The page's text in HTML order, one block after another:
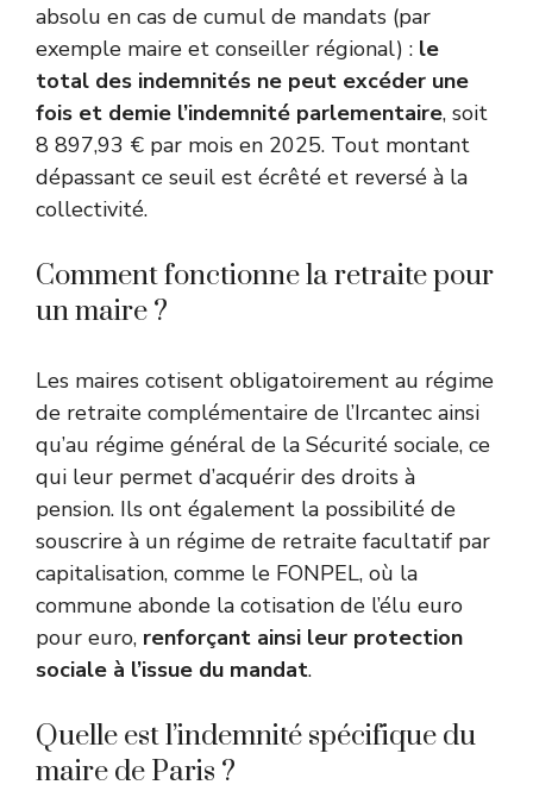
absolu en cas de cumul de mandats (par
exemple maire et conseiller régional) : le
total des indemnités ne peut excéder une
fois et demie l’indemnité parlementaire, soit
8 897,93 € par mois en 2025. Tout montant
dépassant ce seuil est écrêté et reversé à la
collectivité.
Comment fonctionne la retraite pour
un maire ?
Les maires cotisent obligatoirement au régime
de retraite complémentaire de l’Ircantec ainsi
qu’au régime général de la Sécurité sociale, ce
qui leur permet d’acquérir des droits à
pension. Ils ont également la possibilité de
souscrire à un régime de retraite facultatif par
capitalisation, comme le FONPEL, où la
commune abonde la cotisation de l’élu euro
pour euro, renforçant ainsi leur protection
sociale à l’issue du mandat.
Quelle est l’indemnité spécifique du
maire de Paris ?